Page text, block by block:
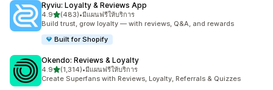
Ryviu: Loyalty & Reviews App
4.9เต็ม 5 ดาว
(483)
ทั้งหมด 483 รีวิว
•มีแผนฟรีให้บริการ
Build trust, grow loyalty — with reviews, Q&A, and rewards
Built for Shopify
Okendo: Reviews & Loyalty
4.9เต็ม 5 ดาว
(1,314)
ทั้งหมด 1314 รีวิว
•มีแผนฟรีให้บริการ
Create Superfans with Reviews, Loyalty, Referrals & Quizzes